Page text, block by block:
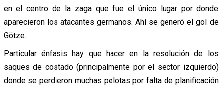
en el centro de la zaga que fue el único lugar por donde
aparecieron los atacantes germanos. Ahí se generó el gol de
Götze.
Particular énfasis hay que hacer en la resolución de los
saques de costado (principalmente por el sector izquierdo)
donde se perdieron muchas pelotas por falta de planificación